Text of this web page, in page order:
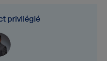
privilégié